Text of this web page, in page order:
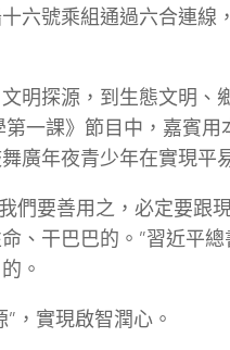
六號乘組通過六合連線
明探源，到生態文明、
一課》節目中，嘉賓
廣年夜青少年在實現平
我們要善用之，必定要
、干巴巴的。”習近平
。
”，實現啟智潤心。